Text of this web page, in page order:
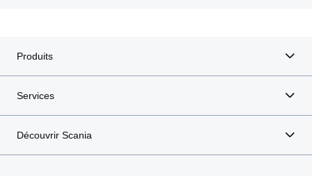
Produits
Services
Découvrir Scania